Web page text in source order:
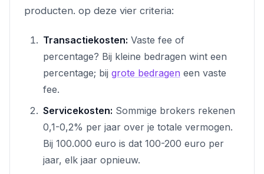
producten. op deze vier criteria:
Transactiekosten: Vaste fee of
percentage? Bij kleine bedragen wint een
percentage; bij grote bedragen een vaste
fee.
Servicekosten: Sommige brokers rekenen
0,1-0,2% per jaar over je totale vermogen.
Bij 100.000 euro is dat 100-200 euro per
jaar, elk jaar opnieuw.